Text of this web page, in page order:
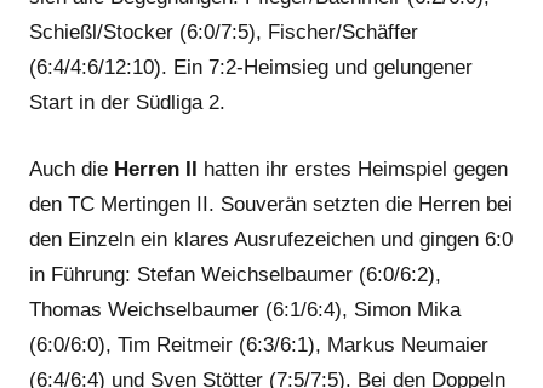
Schießl/Stocker (6:0/7:5), Fischer/Schäffer
(6:4/4:6/12:10). Ein 7:2-Heimsieg und gelungener
Start in der Südliga 2.
Auch die Herren II hatten ihr erstes Heimspiel gegen
den TC Mertingen II. Souverän setzten die Herren bei
den Einzeln ein klares Ausrufezeichen und gingen 6:0
in Führung: Stefan Weichselbaumer (6:0/6:2),
Thomas Weichselbaumer (6:1/6:4), Simon Mika
(6:0/6:0), Tim Reitmeir (6:3/6:1), Markus Neumaier
(6:4/6:4) und Sven Stötter (7:5/7:5). Bei den Doppeln